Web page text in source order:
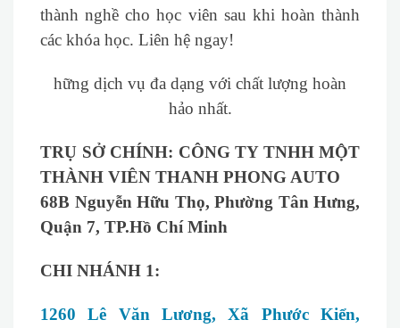
thành nghề cho học viên sau khi hoàn thành
các khóa học. Liên hệ ngay!
hững dịch vụ đa dạng với chất lượng hoàn
hảo nhất.
TRỤ SỞ CHÍNH: CÔNG TY TNHH MỘT
THÀNH VIÊN THANH PHONG AUTO
68B Nguyễn Hữu Thọ, Phường Tân Hưng,
Quận 7, TP.Hồ Chí Minh
CHI NHÁNH 1:
1260 Lê Văn Lương, Xã Phước Kiển,